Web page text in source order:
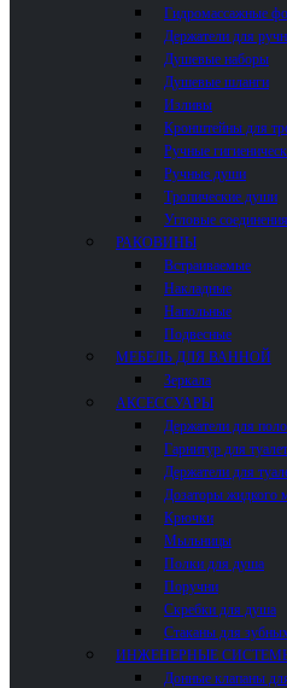
Гидромассажные
Держатели для
Душевые наборы
Душевые шланги
Изливы
Кронштейны для
Ручные
Ручные души
Тропические души
Угловые соединения
РАКОВИНЫ
Встраиваемые
Накладные
Напольные
Подвесные
МЕБЕЛЬ ДЛЯ ВАННОЙ
Зеркала
АКСЕССУАРЫ
Держатели для
Гарнитур для
Держатели для
Дозаторы жидкого
Крючки
Мыльницы
Полки для душа
Поручни
Скребки для душа
Стаканы для
ИНЖЕНЕРНЫЕ
Донные клапаны